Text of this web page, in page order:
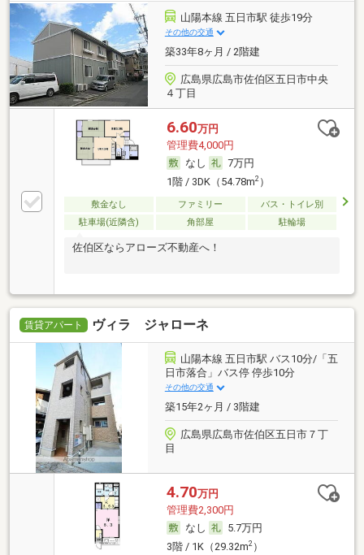
山陽本線 五日市駅 徒歩19分
その他の交通
築33年8ヶ月 / 2階建
広島県広島市佐伯区五日市中央
４丁目
6.60万円
管理費4,000円
なし
7万円
1階 / 3DK（54.78m2）
敷金なし ファミリー
バス・トイレ別
駐車場(近隣含)
角部屋 駐輪場
佐伯区ならアローズ不動産へ！
賃貸アパート ヴィラ ジャローネ
山陽本線 五日市駅 バス10分/「五
日市落合」バス停 停歩10分
その他の交通
築15年2ヶ月 / 3階建
広島県広島市佐伯区五日市７丁
目
4.70万円
管理費2,300円
なし
5.7万円
3階 / 1K（29.32m2）